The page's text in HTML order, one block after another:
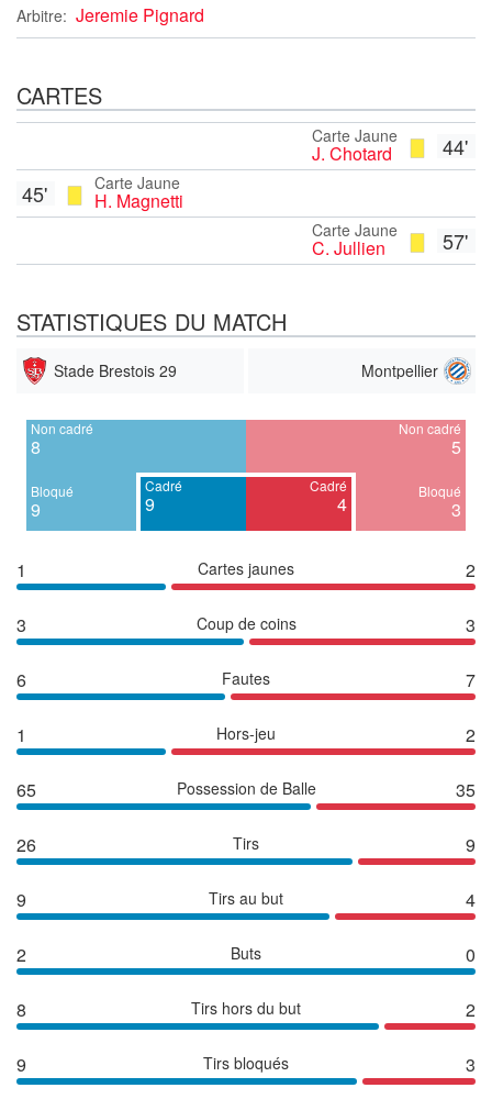
Arbitre: Jeremie Pignard
CARTES
44'
Carte Jaune
J. Chotard
Carte Jaune
H. Magnetti
45'
57'
Carte Jaune
C. Jullien
STATISTIQUES DU MATCH
Stade Brestois 29 Montpellier
Non cadré
8
Bloqué
9
Cadré
9
Cadré
4
Non cadré
5
Bloqué
3
1 Cartes jaunes 2
3 Coup de coins 3
6 Fautes 7
1 Hors-jeu 2
65 Possession de Balle 35
26 Tirs 9
9 Tirs au but 4
2 Buts 0
8 Tirs hors du but 2
9 Tirs bloqués 3